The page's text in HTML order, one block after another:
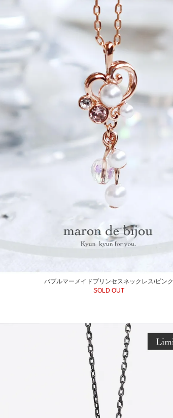
バブルマーメイドプリンセスネックレス/ピンク
SOLD OUT